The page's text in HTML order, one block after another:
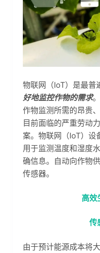
物联网（IoT）是最普
好地监控作物的需求
作物监测所需的昂贵
目前面临的严重劳动
案。物联网（IoT）设
用于监测温度和湿度
确信息。自动向作物
传感器。
高效
传
由于预计能源成本将